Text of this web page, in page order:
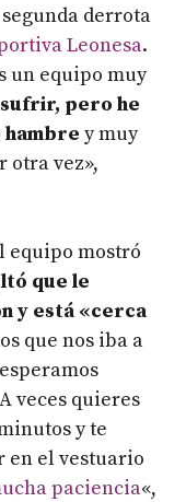
derrota
Leonesa.
un equipo muy
sufrir, pero he
hambre y muy
otra vez»,
equipo mostró
que le
y está «cerca
que nos iba a
veces quieres
y te
en el vestuario
paciencia«,